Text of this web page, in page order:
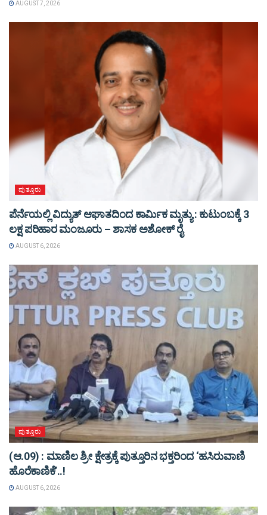
AUGUST 7, 2026
ಪುತ್ತೂರು
ಪೆರ್ನೆಯಲ್ಲಿ ವಿದ್ಯುತ್ ಆಘಾತದಿಂದ ಕಾರ್ಮಿಕ ಮೃತ್ಯು : ಕುಟುಂಬಕ್ಕೆ 3
ಲಕ್ಷ ಪರಿಹಾರ ಮಂಜೂರು – ಶಾಸಕ ಅಶೋಕ್ ರೈ
AUGUST 6, 2026
ಪುತ್ತೂರು
(ಆ.09) : ಮಾಣಿಲ ಶ್ರೀ ಕ್ಷೇತ್ರಕ್ಕೆ ಪುತ್ತೂರಿನ ಭಕ್ತರಿಂದ ‘ಹಸಿರುವಾಣಿ
ಹೊರೆಕಾಣಿಕೆ’..!
AUGUST 6, 2026